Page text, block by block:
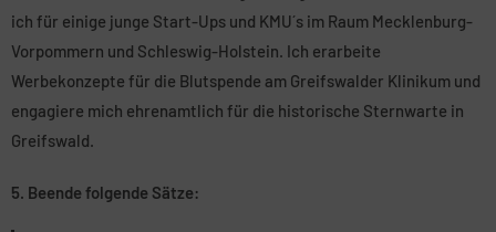
ich für einige junge Start-Ups und KMU´s im Raum Mecklenburg-
Vorpommern und Schleswig-Holstein. Ich erarbeite
Werbekonzepte für die Blutspende am Greifswalder Klinikum und
engagiere mich ehrenamtlich für die historische Sternwarte in
Greifswald.
5. Beende folgende Sätze: